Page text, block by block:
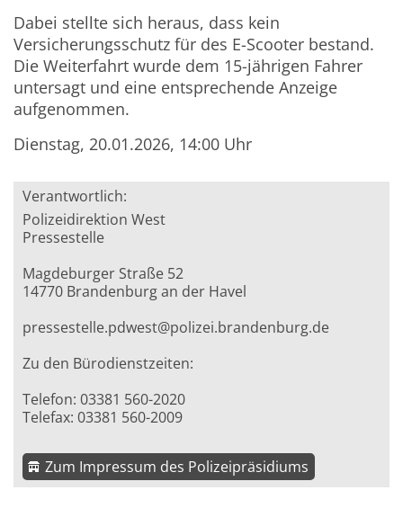
Dabei stellte sich heraus, dass kein
Versicherungsschutz für des E-Scooter bestand.
Die Weiterfahrt wurde dem 15-jährigen Fahrer
untersagt und eine entsprechende Anzeige
aufgenommen.
Dienstag, 20.01.2026, 14:00 Uhr
Verantwortlich:
Polizeidirektion West
Pressestelle
Magdeburger Straße 52
14770 Brandenburg an der Havel
pressestelle.pdwest@polizei.brandenburg.de
Zu den Bürodienstzeiten:
Telefon: 03381 560-2020
Telefax: 03381 560-2009
Zum Impressum des Polizeipräsidiums